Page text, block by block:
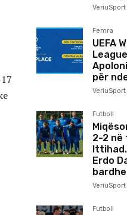
VeriuSport
Femra
UEFA
për
VeriuSport
Futboll
2-2 në
Erdo
VeriuSport
Futboll